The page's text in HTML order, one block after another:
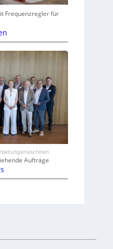
Frequenzregler für
Aufträge